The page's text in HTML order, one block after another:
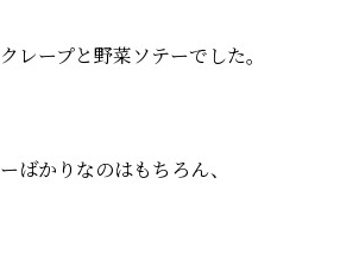
レープと野菜ソテーでした。
ばかりなのはもちろん、